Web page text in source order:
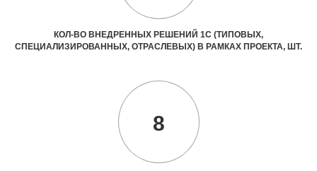
КОЛ-ВО ВНЕДРЕННЫХ РЕШЕНИЙ 1С (ТИПОВЫХ,
СПЕЦИАЛИЗИРОВАННЫХ, ОТРАСЛЕВЫХ) В РАМКАХ ПРОЕКТА, ШТ.
8